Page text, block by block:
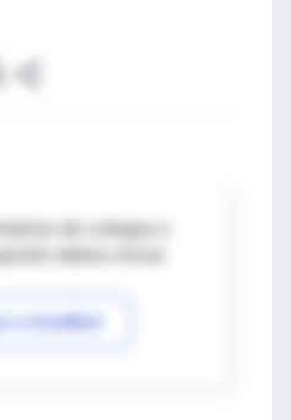
de colegas o
a IntraMed